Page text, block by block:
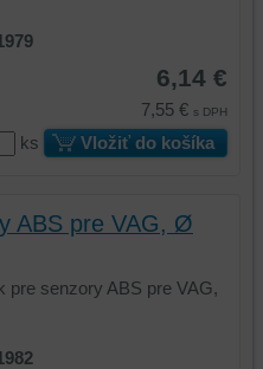
6,14 €
7,55 € s DPH
ks Vložiť do košíka
ABS pre VAG, Ø
pre senzory ABS pre VAG,